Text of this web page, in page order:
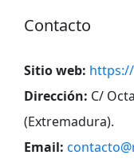
Contacto
Sitio web:
Dirección: C/
(Extremadura).
Email: